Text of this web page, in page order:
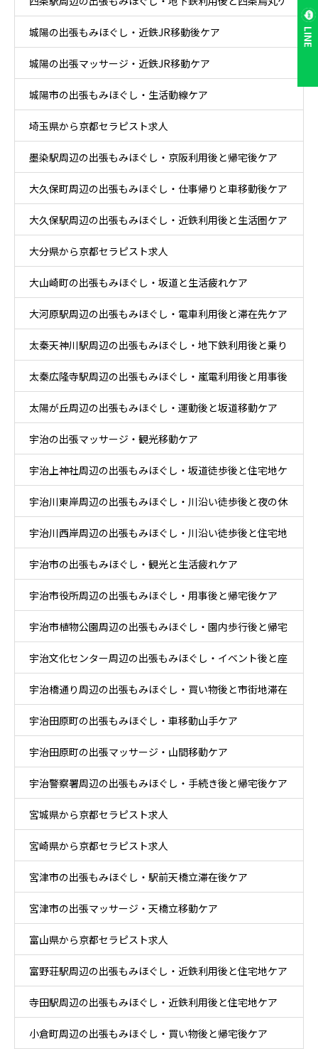
LINE
ア
城陽の出張もみほぐし・近鉄JR移動後ケア
城陽の出張マッサージ・近鉄JR移動ケア
城陽市の出張もみほぐし・生活動線ケア
埼玉県から京都セラピスト求人
墨染駅周辺の出張もみほぐし・京阪利用後と帰宅後ケア
大久保町周辺の出張もみほぐし・仕事帰りと車移動後ケア
大久保駅周辺の出張もみほぐし・近鉄利用後と生活圏ケア
大分県から京都セラピスト求人
大山崎町の出張もみほぐし・坂道と生活疲れケア
大河原駅周辺の出張もみほぐし・電車利用後と滞在先ケア
太秦天神川駅周辺の出張もみほぐし・地下鉄利用後と乗り
換え後ケア
太秦広隆寺駅周辺の出張もみほぐし・嵐電利用後と用事後
ケア
太陽が丘周辺の出張もみほぐし・運動後と坂道移動ケア
宇治の出張マッサージ・観光移動ケア
宇治上神社周辺の出張もみほぐし・坂道徒歩後と住宅地ケ
ア
宇治川東岸周辺の出張もみほぐし・川沿い徒歩後と夜の休
息ケア
宇治川西岸周辺の出張もみほぐし・川沿い徒歩後と住宅地
帰宅ケア
宇治市の出張もみほぐし・観光と生活疲れケア
宇治市役所周辺の出張もみほぐし・用事後と帰宅後ケア
宇治市植物公園周辺の出張もみほぐし・園内歩行後と帰宅
後ケア
宇治文化センター周辺の出張もみほぐし・イベント後と座
り時間ケア
宇治橋通り周辺の出張もみほぐし・買い物後と市街地滞在
ケア
宇治田原町の出張もみほぐし・車移動山手ケア
宇治田原町の出張マッサージ・山間移動ケア
宇治警察署周辺の出張もみほぐし・手続き後と帰宅後ケア
宮城県から京都セラピスト求人
宮崎県から京都セラピスト求人
宮津市の出張もみほぐし・駅前天橋立滞在後ケア
宮津市の出張マッサージ・天橋立移動ケア
富山県から京都セラピスト求人
富野荘駅周辺の出張もみほぐし・近鉄利用後と住宅地ケア
寺田駅周辺の出張もみほぐし・近鉄利用後と住宅地ケア
小倉町周辺の出張もみほぐし・買い物後と帰宅後ケア